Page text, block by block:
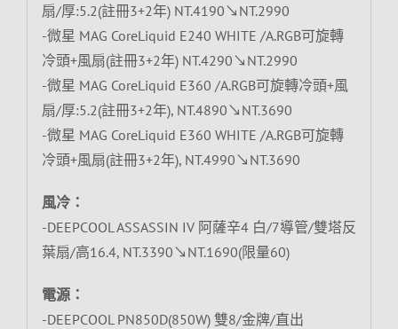
扇/厚:5.2(註冊3+2年) NT.4190↘NT.2990
-微星 MAG CoreLiquid E240 WHITE /A.RGB可旋轉
冷頭+風扇(註冊3+2年) NT.4290↘NT.2990
-微星 MAG CoreLiquid E360 /A.RGB可旋轉冷頭+風
扇/厚:5.2(註冊3+2年), NT.4890↘NT.3690
-微星 MAG CoreLiquid E360 WHITE /A.RGB可旋轉
冷頭+風扇(註冊3+2年), NT.4990↘NT.3690
風冷：
-DEEPCOOL ASSASSIN IV 阿薩辛4 白/7導管/雙塔反
葉扇/高16.4, NT.3390↘NT.1690(限量60)
電源：
-DEEPCOOL PN850D(850W) 雙8/金牌/直出